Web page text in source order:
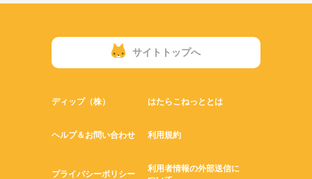
サイトトップへ
ディップ（株） はたらこねっととは
ヘルプ＆お問い合わせ 利用規約
プライバシーポリシー
利用者情報の外部送信に